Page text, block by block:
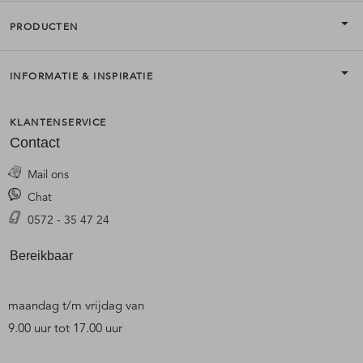
PRODUCTEN
INFORMATIE & INSPIRATIE
KLANTENSERVICE
Contact
Mail ons
Chat
0572 - 35 47 24
Bereikbaar
maandag t/m vrijdag van
9.00 uur tot 17.00 uur